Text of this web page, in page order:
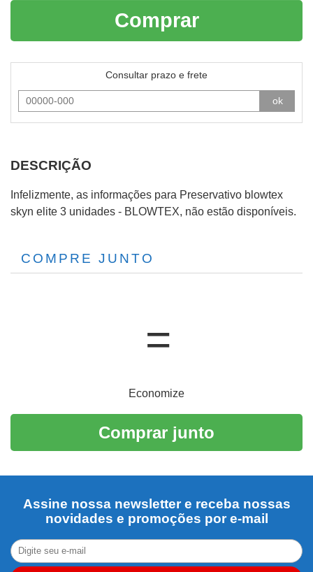
Comprar
Consultar prazo e frete
ok
DESCRIÇÃO
Infelizmente, as informações para Preservativo blowtex
skyn elite 3 unidades - BLOWTEX, não estão disponíveis.
COMPRE JUNTO
Economize
Comprar junto
Assine nossa newsletter e receba nossas
novidades e promoções por e-mail